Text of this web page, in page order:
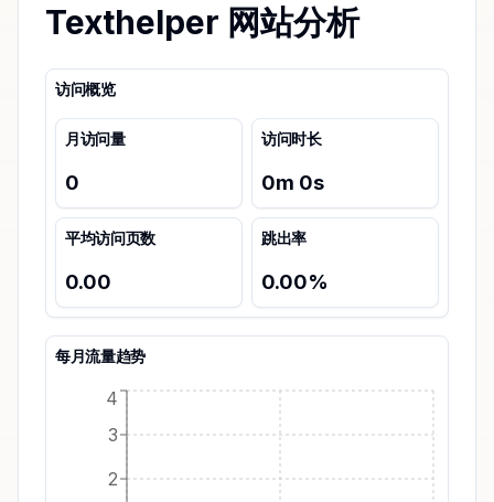
Texthelper 网站分析
访问概览
月访问量
0
访问时长
0m 0s
平均访问页数
0.00
跳出率
0.00%
每月流量趋势
2
3
4